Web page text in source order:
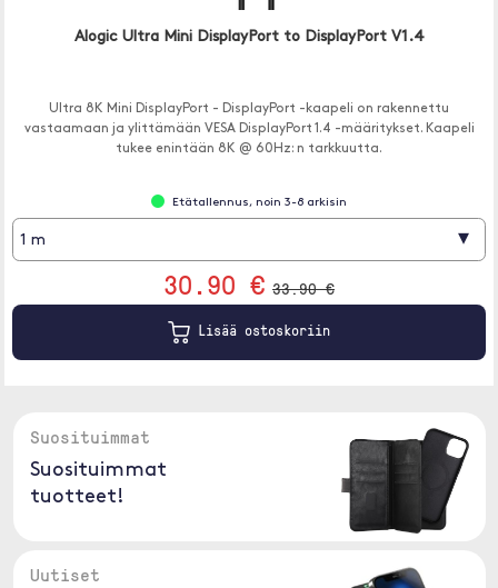
Alogic Ultra Mini DisplayPort to DisplayPort V1.4
Ultra 8K Mini DisplayPort - DisplayPort -kaapeli on rakennettu
vastaamaan ja ylittämään VESA DisplayPort 1.4 -määritykset. Kaapeli
tukee enintään 8K @ 60Hz: n tarkkuutta.
Etätallennus, noin 3-8 arkisin
1 m ▾
30.90 € 33.90 €
Lisää ostoskoriin
Suosituimmat
Suosituimmat
tuotteet!
Uutiset